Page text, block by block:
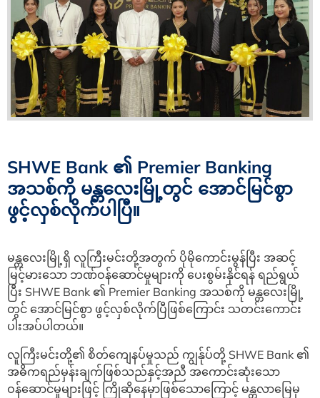
SHWE Bank ၏ Premier Banking
အသစ်ကို မန္တလေးမြို့တွင် အောင်မြင်စွာ
ဖွင့်လှစ်လိုက်ပါပြီ။
မန္တလေးမြို့ရှိ လူကြီးမင်းတို့အတွက် ပိုမိုကောင်းမွန်ပြီး အဆင့်
မြင့်မားသော ဘဏ်ဝန်ဆောင်မှုများကို ပေးစွမ်းနိုင်ရန် ရည်ရွယ်
ပြီး SHWE Bank ၏ Premier Banking အသစ်ကို မန္တလေးမြို့
တွင် အောင်မြင်စွာ ဖွင့်လှစ်လိုက်ပြီဖြစ်ကြောင်း သတင်းကောင်း
ပါးအပ်ပါတယ်။
လူကြီးမင်းတို့၏ စိတ်ကျေနပ်မှုသည် ကျွန်ုပ်တို့ SHWE Bank ၏
အဓိကရည်မှန်းချက်ဖြစ်သည်နှင့်အညီ အကောင်းဆုံးသော
ဝန်ဆောင်မှုများဖြင့် ကြိုဆိုနေမှာဖြစ်သောကြောင့် မန္တလာမြေမှ